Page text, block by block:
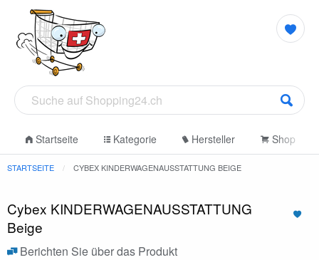
Startseite Kategorie Hersteller Shop
STARTSEITE CYBEX KINDERWAGENAUSSTATTUNG BEIGE
Cybex KINDERWAGENAUSSTATTUNG
Beige
Berichten Sie über das Produkt